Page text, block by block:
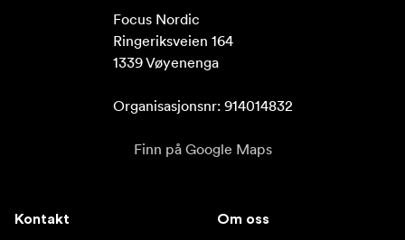
Focus Nordic
Ringeriksveien 164
1339 Vøyenenga
Organisasjonsnr: 914014832
Finn på Google Maps
Kontakt Om oss